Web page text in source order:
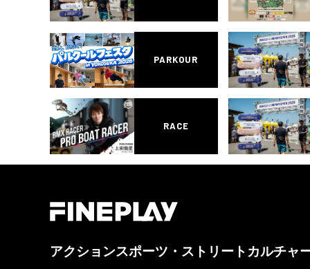
PARKOUR
RACE
アクションスポーツ・ストリートカルチャ